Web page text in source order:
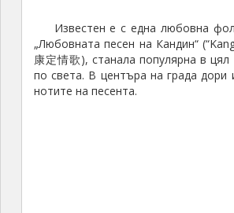
Известен е с една любовна
„Любовната песен на Кандин“
康定情歌), станала популярна в
по света. В центъра на града дори
нотите на песента.